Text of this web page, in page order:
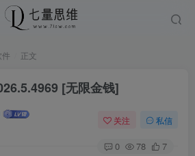
正文
[无限金钱]
关注 私信
0 78 7